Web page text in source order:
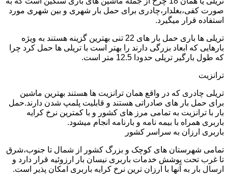
صورت کفی،بغلدار،چادری برای حمل بار شهری و بین شهری مورد
استفاده قرار میگیرد.
تریلی ها باری حمل بار های 22 تنی بهترین گزینه هستند به ویژه
بارهایی که ابعاد بزرگی دارند را بهتر است با تریلی ها حمل کرد چرا
که طول بارگیر تریلی حدودا 12.5 متر است.
ترانزیت
تریلی چادری که در واقع همان ترانزیت ها هستند بهترین ماشین
برای حمل بار های صادراتی هستند و قابلیت پلمپ شدن دارند.حمل
بار با ترانزیت به تمامی مرز های کشور و با کمترین نرخ کرایه
باربری همراه با بیمه نامه و بارنامه انجام میشود.
باربری ارزان به سراسر کشور
تمامی شهرستان های کوچک و بزرگ کشور از شمال تا جنوب،شرق
تا غرب تحت پوشش خدمات باربری نیسان بار ارزوئیه قرار دارد و
ارسال بار به آنها با ارزان ترین نرخ کرایه باربری امکان پذیر است.